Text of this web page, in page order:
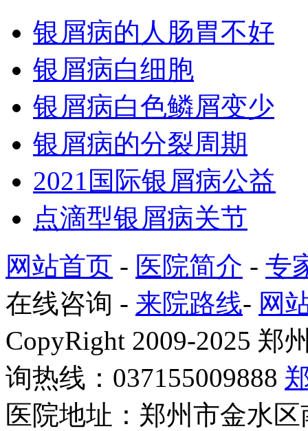
银屑病的人肠胃不好
银屑病白细胞
银屑病白色鳞屑变少
银屑病的分裂周期
2021国际银屑病公益
点滴型银屑病关节
网站首页 - 医院简介 - 专
在线咨询 - 来院路线- 网
CopyRight 2009-2025 郑
询热线：037155009888
医院地址：郑州市金水